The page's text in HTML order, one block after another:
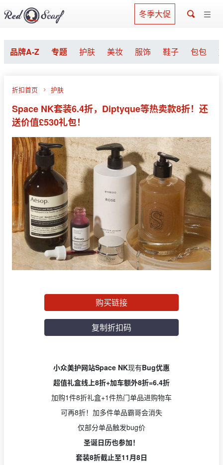
冬季大促
品牌A-Z 专题 护肤 美妆 服饰 鞋子 包包
折扣首页 护肤
Space NK套装6.4折，Diptyque等热卖款8折！还
送价值£530礼包！
购买链接
复制折扣码
小众美护网站Space NK现有Bug优惠
超值礼盒线上8折+加车额外8折=6.4折
加购1件8折礼盒+1件热门单品进购物车
可再8折！加多件单品霸哥会消失
仅部分单品触发bug价
圣诞日历也参加！
套装8折截止至11月8日